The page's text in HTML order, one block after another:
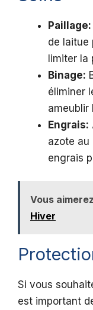
Paillage:
de laitue
limiter la
Binage:
éliminer
ameublir
Engrais:
azote au
engrais
Vous
Hiver
Si vous
est important